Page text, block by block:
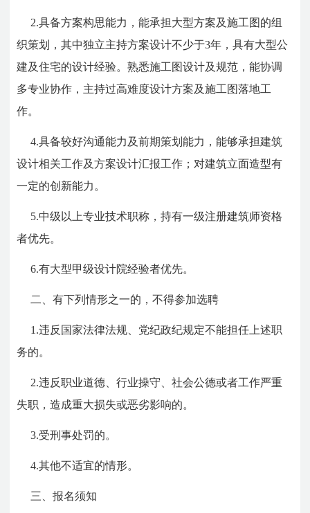
2.具备方案构思能力，能承担大型方案及施工图的组
织策划，其中独立主持方案设计不少于3年，具有大型公
建及住宅的设计经验。熟悉施工图设计及规范，能协调
多专业协作，主持过高难度设计方案及施工图落地工
作。
4.具备较好沟通能力及前期策划能力，能够承担建筑
设计相关工作及方案设计汇报工作；对建筑立面造型有
一定的创新能力。
5.中级以上专业技术职称，持有一级注册建筑师资格
者优先。
6.有大型甲级设计院经验者优先。
二、有下列情形之一的，不得参加选聘
1.违反国家法律法规、党纪政纪规定不能担任上述职
务的。
2.违反职业道德、行业操守、社会公德或者工作严重
失职，造成重大损失或恶劣影响的。
3.受刑事处罚的。
4.其他不适宜的情形。
三、报名须知